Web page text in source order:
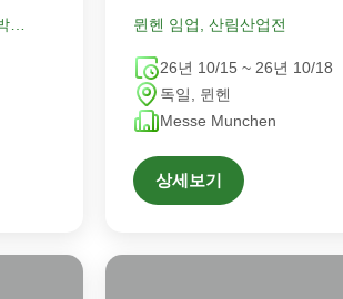
뮌헨 임업, 산림산업전
26년 10/15 ~ 26년 10/18
독일, 뮌헨
Messe Munchen
상세보기